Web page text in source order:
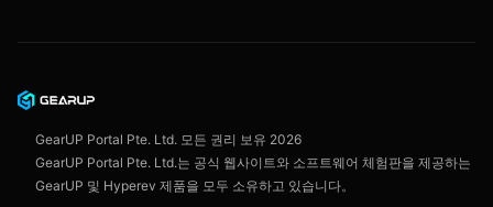
이용 약관
GearUP Portal Pte. Ltd. 모든 권리 보유 2026
GearUP Portal Pte. Ltd.는 공식 웹사이트와 소프트웨어 체험판을 제공하는
GearUP 및 Hyperev 제품을 모두 소유하고 있습니다。